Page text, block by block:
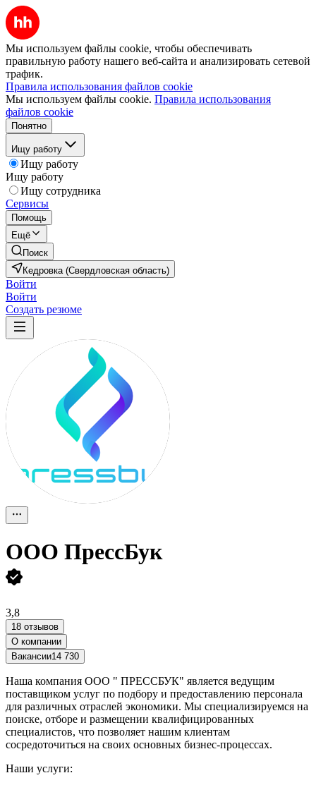
Мы используем файлы cookie, чтобы обеспечивать
правильную работу нашего веб-сайта и анализировать сетевой
трафик.
Правила использования файлов cookie
Мы используем файлы cookie. Правила использования
файлов cookie
Понятно
Ищу работу
Ищу работу
Ищу работу
Ищу сотрудника
Сервисы
Помощь
Ещё
Поиск
Кедровка (Свердловская область)
Войти
Войти
Создать резюме
ООО ПрессБук
3,8
18 отзывов
О компании
Вакансии14 730
Наша компания ООО " ПРЕССБУК" является ведущим
поставщиком услуг по подбору и предоставлению персонала
для различных отраслей экономики. Мы специализируемся на
поиске, отборе и размещении квалифицированных
специалистов, что позволяет нашим клиентам
сосредоточиться на своих основных бизнес-процессах.
Наши услуги: